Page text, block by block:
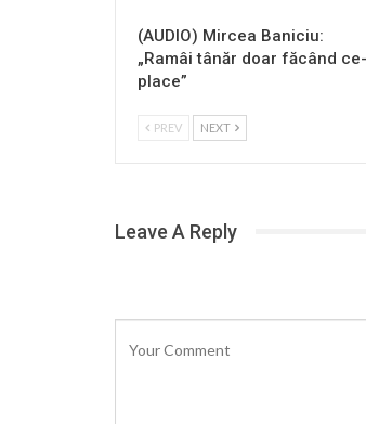
(AUDIO) Mircea Baniciu:
„Ramâi tânăr doar făcând
place”
PREV NEXT
Leave A Reply